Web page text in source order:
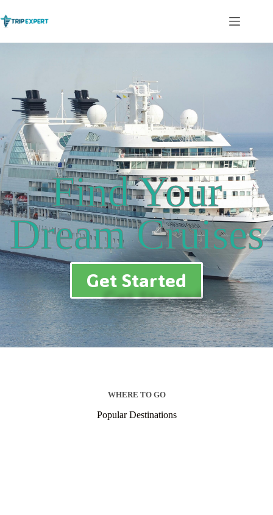
Find Your
Dream Cruises
Get Started
WHERE TO GO
Popular Destinations